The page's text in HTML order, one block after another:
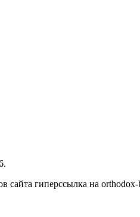
сайта гиперссылка на orthodox-